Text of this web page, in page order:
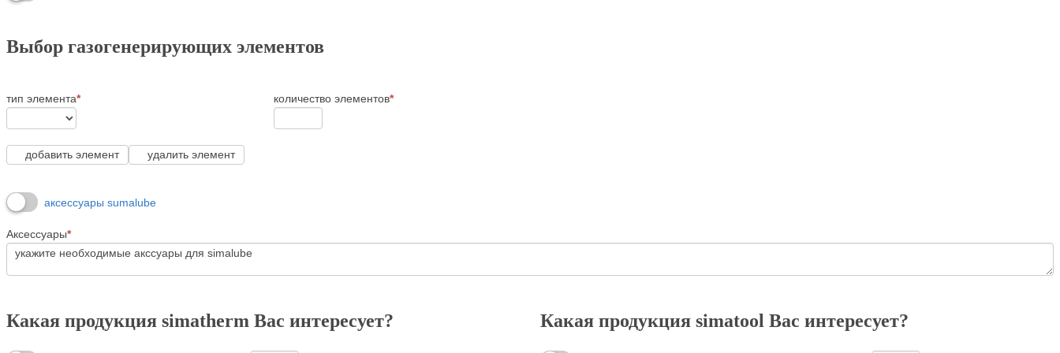
Выбор газогенерирующих элементов
тип элемента* количество элементов*
добавить элемент удалить элемент
аксессуары sumalube
Аксессуары*
Какая продукция simatherm Вас интересует? Какая продукция simatool Вас интересует?